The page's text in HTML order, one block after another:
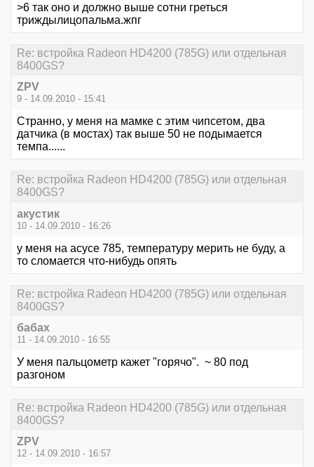
>6 так оно и должно выше сотни греться
триждылицопальма.жпг
Re: встройка Radeon HD4200 (785G) или отдельная
8400GS?
ZPV
9 - 14.09.2010 - 15:41
Странно, у меня на мамке с этим чипсетом, два
датчика (в мостах) так выше 50 не подымается
темпа......
Re: встройка Radeon HD4200 (785G) или отдельная
8400GS?
акустик
10 - 14.09.2010 - 16:26
у меня на асусе 785, температуру мерить не буду, а
то сломается что-нибудь опять
Re: встройка Radeon HD4200 (785G) или отдельная
8400GS?
бабах
11 - 14.09.2010 - 16:55
У меня пальцометр кажет "горячо". ~ 80 под
разгоном
Re: встройка Radeon HD4200 (785G) или отдельная
8400GS?
ZPV
12 - 14.09.2010 - 16:57